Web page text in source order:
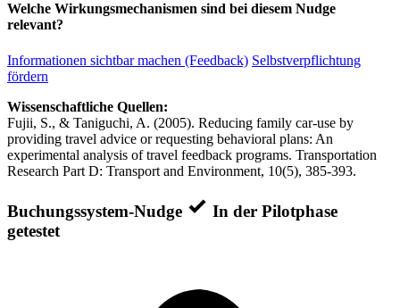
Welche Wirkungsmechanismen sind bei diesem Nudge
relevant?
Informationen sichtbar machen (Feedback) Selbstverpflichtung
fördern
Wissenschaftliche Quellen:
Fujii, S., & Taniguchi, A. (2005). Reducing family car-use by
providing travel advice or requesting behavioral plans: An
experimental analysis of travel feedback programs. Transportation
Research Part D: Transport and Environment, 10(5), 385-393.
Buchungssystem-Nudge
In der Pilotphase
getestet